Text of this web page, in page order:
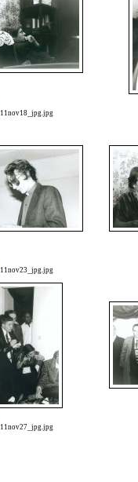
11nov18_jpg.jpg
11nov23_jpg.jpg
11nov27_jpg.jpg